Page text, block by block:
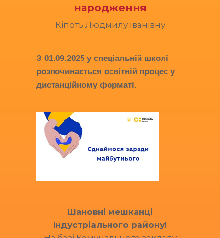
народження
Кіпоть Людмилу Іванівну
З 01.09.2025 у спеціальній школі
розпочинається освітній процес у
дистанційному форматі.
Шановні мешканці
Індустріального району!